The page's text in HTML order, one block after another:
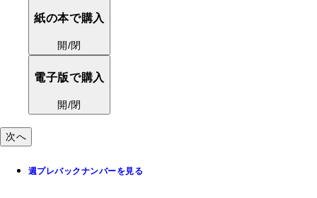
次へ
週プレバックナンバーを見る